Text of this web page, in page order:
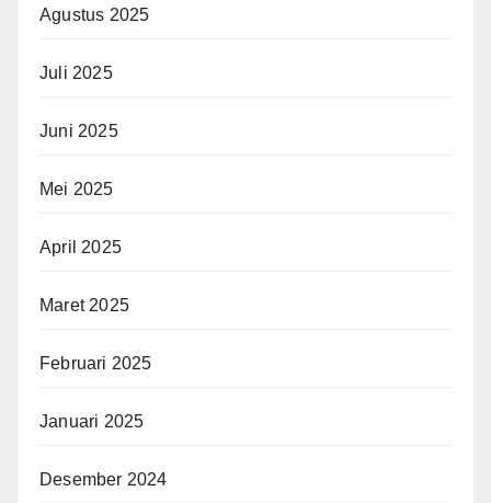
Agustus 2025
Juli 2025
Juni 2025
Mei 2025
April 2025
Maret 2025
Februari 2025
Januari 2025
Desember 2024